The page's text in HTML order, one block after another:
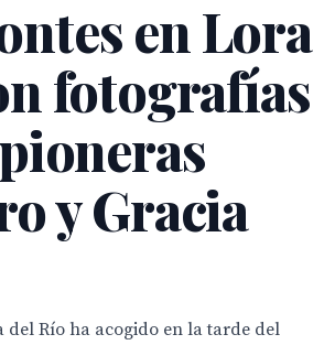
en Lora
fotografías
y Gracia
del Río ha acogido en la tarde del